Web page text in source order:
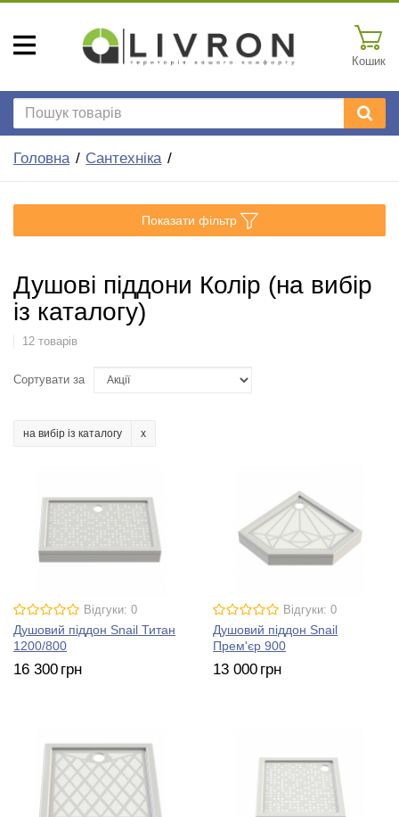
Кошик
Головна Сантехніка
Показати фільтр
Душові піддони Колір (на вибір
із каталогу)
12 товарів
Сортувати за
на вибір із каталогу
Відгуки: 0
Душовий піддон Snail Титан
1200/800
16 300 грн
Відгуки: 0
Душовий піддон Snail
Прем'єр 900
13 000 грн